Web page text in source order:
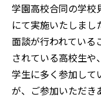
学園高校合同の学校
にて実施いたしま
面談が行われている
されている高校生
学生に多く参加して
が、ご参加いただき